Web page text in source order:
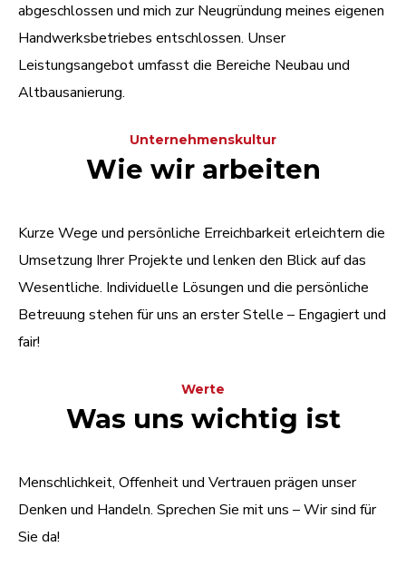
abgeschlossen und mich zur Neugründung meines eigenen
Handwerksbetriebes entschlossen. Unser
Leistungsangebot umfasst die Bereiche Neubau und
Altbausanierung.
Unternehmenskultur
Wie wir arbeiten
Kurze Wege und persönliche Erreichbarkeit erleichtern die
Umsetzung Ihrer Projekte und lenken den Blick auf das
Wesentliche. Individuelle Lösungen und die persönliche
Betreuung stehen für uns an erster Stelle – Engagiert und
fair!
Werte
Was uns wichtig ist
Menschlichkeit, Offenheit und Vertrauen prägen unser
Denken und Handeln. Sprechen Sie mit uns – Wir sind für
Sie da!